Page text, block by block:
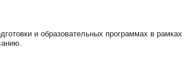
и образовательных программах в рамках